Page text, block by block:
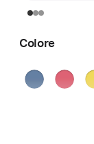
Colore
Blu Rosa